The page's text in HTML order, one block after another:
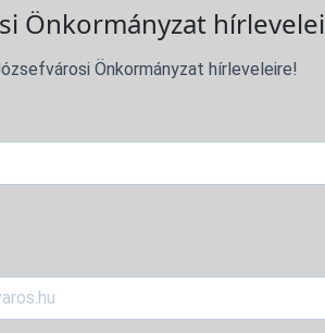
Önkormányzat hírlevelei
Önkormányzat hírleveleire!